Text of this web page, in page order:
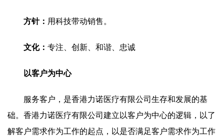
方针： 用科技带动销售。
文化： 专注、创新、和谐、忠诚
以客户为中心
服务客户，是香港力诺医疗有限公司生存和发展的基
础。香港力诺医疗有限公司建立以客户为中心的逻辑，以了
解客户需求作为工作的起点，以是否满足客户需求作为工作